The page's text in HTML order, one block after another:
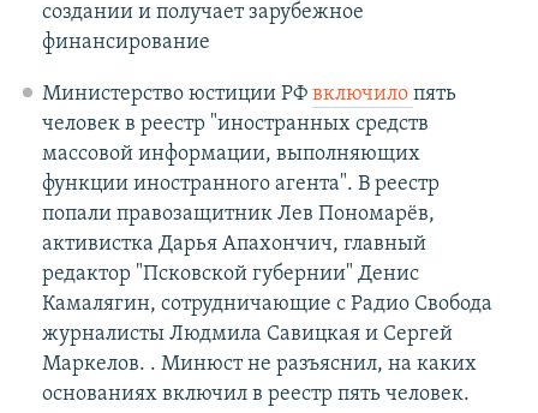
создании и получает зарубежное
финансирование
Министерство юстиции РФ включило ​пять
человек в реестр "иностранных средств
массовой информации, выполняющих
функции иностранного агента". В реестр
попали правозащитник Лев Пономарёв,
активистка Дарья Апахончич, главный
редактор "Псковской губернии" Денис
Камалягин, сотрудничающие с Радио Свобода
журналисты Людмила Савицкая и Сергей
Маркелов. . Минюст не разъяснил, на каких
основаниях включил в реестр пять человек.